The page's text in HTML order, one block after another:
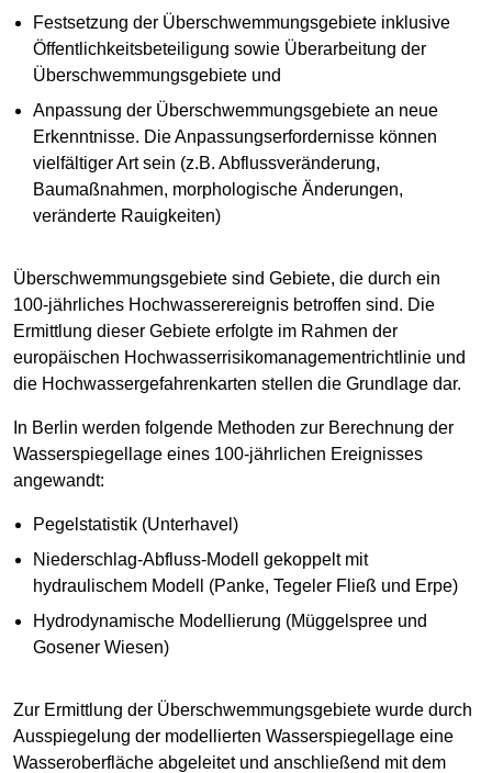
Festsetzung der Überschwemmungsgebiete inklusive
Öffentlichkeitsbeteiligung sowie Überarbeitung der
Überschwemmungsgebiete und
Anpassung der Überschwemmungsgebiete an neue
Erkenntnisse. Die Anpassungserfordernisse können
vielfältiger Art sein (z.B. Abflussveränderung,
Baumaßnahmen, morphologische Änderungen,
veränderte Rauigkeiten)
Überschwemmungsgebiete sind Gebiete, die durch ein
100-jährliches Hochwasserereignis betroffen sind. Die
Ermittlung dieser Gebiete erfolgte im Rahmen der
europäischen Hochwasserrisikomanagementrichtlinie und
die Hochwassergefahrenkarten stellen die Grundlage dar.
In Berlin werden folgende Methoden zur Berechnung der
Wasserspiegellage eines 100-jährlichen Ereignisses
angewandt:
Pegelstatistik (Unterhavel)
Niederschlag-Abfluss-Modell gekoppelt mit
hydraulischem Modell (Panke, Tegeler Fließ und Erpe)
Hydrodynamische Modellierung (Müggelspree und
Gosener Wiesen)
Zur Ermittlung der Überschwemmungsgebiete wurde durch
Ausspiegelung der modellierten Wasserspiegellage eine
Wasseroberfläche abgeleitet und anschließend mit dem